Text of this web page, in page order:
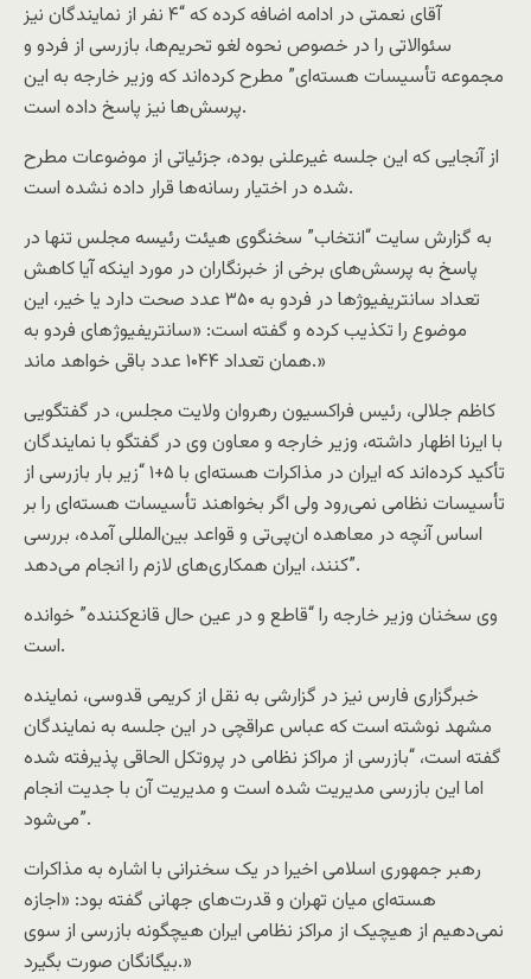
آقای نعمتی در ادامه اضافه کرده که “۴ نفر از نمایندگان نیز
سئوالاتی را در خصوص نحوه لغو تحریم‌ها، بازرسی از فردو و
مجموعه تأسیسات هسته‌ای” مطرح کرده‌اند که وزیر خارجه به این
پرسش‌ها نیز پاسخ داده است.
از آنجایی که این جلسه غیرعلنی بوده، جزئیاتی از موضوعات مطرح
شده در اختیار رسانه‌ها قرار داده نشده است.
به گزارش سایت “انتخاب” سخنگوی هیئت رئیسه مجلس تنها در
پاسخ به پرسش‌های برخی از خبرنگاران در مورد اینکه آیا کاهش
تعداد سانتریفیوژها در فردو به ۳۵۰ عدد صحت دارد یا خیر، این
موضوع را تکذیب کرده و گفته است: «سانتریفیوژ‌های فردو به
همان تعداد ۱۰۴۴ عدد باقی خواهد ماند.»
کاظم جلالی، رئیس فراکسیون رهروان ولایت مجلس، در گفتگویی
با ایرنا اظهار داشته، وزیر خارجه و معاون وی در گفتگو با نمایندگان
تأکید کرده‌اند که ایران در مذاکرات هسته‌ای با ۵+۱ “زیر بار بازرسی از
تأسیسات نظامی نمی‌رود ولی اگر بخواهند تأسیسات هسته‌ای را بر
اساس آنچه در معاهده ان‌پی‌تی و قواعد بین‌المللی آمده، بررسی
کنند، ایران همکاری‌های لازم را انجام می‌دهد”.
وی سخنان وزیر خارجه را “قاطع و در عین حال قانع‌کننده” خوانده
است.
خبرگزاری فارس نیز در گزارشی به نقل از کریمی قدوسی، نماینده
مشهد نوشته است که عباس عراقچی در این جلسه به نمایندگان
گفته است، “بازرسی از مراکز نظامی در پروتکل الحاقی پذیرفته شده
اما این بازرسی مدیریت شده است و مدیریت آن با جدیت انجام
می‌شود”.
رهبر جمهوری اسلامی اخیرا در یک سخنرانی با اشاره به مذاکرات
هسته‌ای میان تهران و قدرت‌های جهانی گفته بود: «اجازه
نمی‌دهیم از هیچیک از مراکز نظامی ایران هیچگونه بازرسی از سوی
بیگانگان صورت بگیرد.»